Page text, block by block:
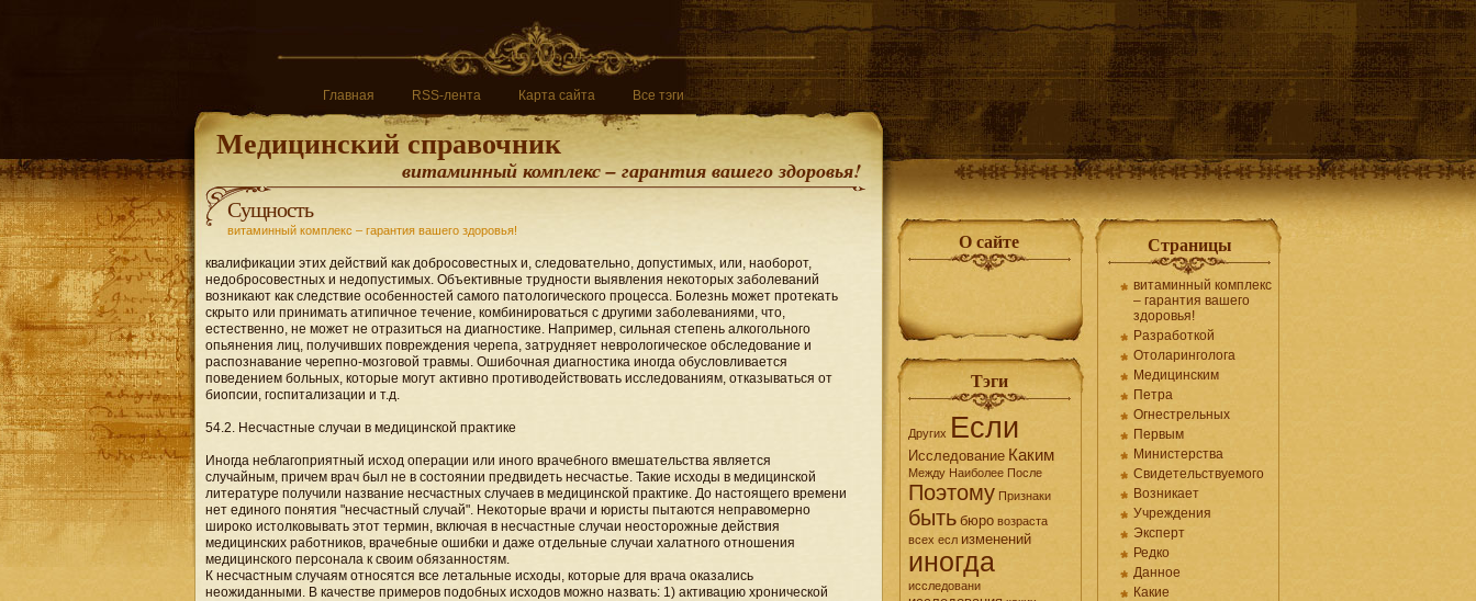
Главная RSS-лента Карта сайта Все тэги
Медицинский справочник
витаминный комплекс – гарантия вашего здоровья!
Сущность
витаминный комплекс – гарантия вашего здоровья!
квалификации этих действий как добросовестных и, следовательно, допустимых, или, наоборот,
недобросовестных и недопустимых. Объективные трудности выявления некоторых заболеваний
возникают как следствие особенностей самого патологического процесса. Болезнь может протекать
скрыто или принимать атипичное течение, комбинироваться с другими заболеваниями, что,
естественно, не может не отразиться на диагностике. Например, сильная степень алкогольного
опьянения лиц, получивших повреждения черепа, затрудняет неврологическое обследование и
распознавание черепно-мозговой травмы. Ошибочная диагностика иногда обусловливается
поведением больных, которые могут активно противодействовать исследованиям, отказываться от
биопсии, госпитализации и т.д.
54.2. Несчастные случаи в медицинской практике
Иногда неблагоприятный исход операции или иного врачебного вмешательства является
случайным, причем врач был не в состоянии предвидеть несчастье. Такие исходы в медицинской
литературе получили название несчастных случаев в медицинской практике. До настоящего времени
нет единого понятия "несчастный случай". Некоторые врачи и юристы пытаются неправомерно
широко истолковывать этот термин, включая в несчастные случаи неосторожные действия
медицинских работников, врачебные ошибки и даже отдельные случаи халатного отношения
медицинского персонала к своим обязанностям.
К несчастным случаям относятся все летальные исходы, которые для врача оказались
неожиданными. В качестве примеров подобных исходов можно назвать: 1) активацию хронической
О сайте
Тэги
Других Если
Исследование Каким
Между Наиболее После
Поэтому Признаки
быть бюро возраста
всех есл изменений
иногда
исследовани
Страницы
витаминный комплекс
– гарантия вашего
здоровья!
Разработкой
Отоларинголога
Медицинским
Петра
Огнестрельных
Первым
Министерства
Свидетельствуемого
Возникает
Учреждения
Эксперт
Редко
Данное
Какие